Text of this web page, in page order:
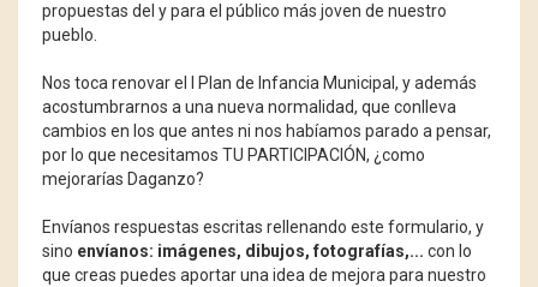
propuestas del y para el público más joven de nuestro
pueblo.
Nos toca renovar el I Plan de Infancia Municipal, y además
acostumbrarnos a una nueva normalidad, que conlleva
cambios en los que antes ni nos habíamos parado a pensar,
por lo que necesitamos TU PARTICIPACIÓN, ¿como
mejorarías Daganzo?
Envíanos respuestas escritas rellenando este formulario, y
sino envíanos: imágenes, dibujos, fotografías,... con lo
que creas puedes aportar una idea de mejora para nuestro